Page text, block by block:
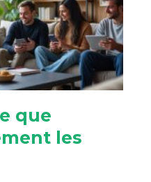
que
les